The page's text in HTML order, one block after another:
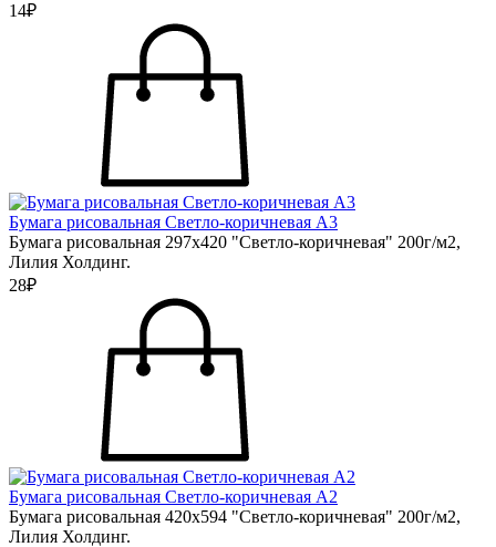
14₽
Бумага рисовальная Светло-коричневая А3
Бумага рисовальная 297х420 "Светло-коричневая" 200г/м2,
Лилия Холдинг.
28₽
Бумага рисовальная Светло-коричневая А2
Бумага рисовальная 420х594 "Светло-коричневая" 200г/м2,
Лилия Холдинг.